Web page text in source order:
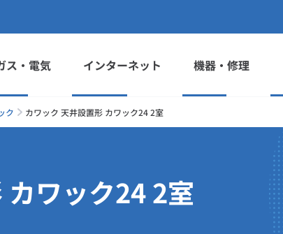
ス・電気 インターネット 機器・修理
ク カワック 天井設置形 カワック24 2室
ワック24 2室